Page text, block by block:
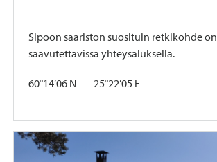
Sipoon saariston suosituin retkikohde on
saavutettavissa yhteysaluksella.
60°14’06 N 25°22’05 E